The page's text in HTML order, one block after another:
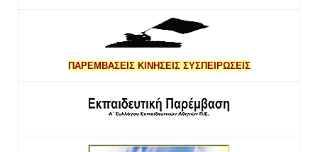
ΠΑΡΕΜΒΑΣΕΙΣ ΚΙΝΗΣΕΙΣ ΣΥΣΠΕΙΡΩΣΕΙΣ